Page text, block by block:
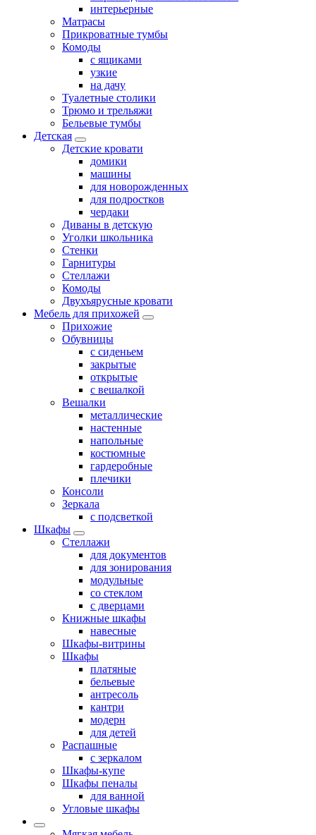
интерьерные
Матрасы
Прикроватные тумбы
Комоды
с ящиками
узкие
на дачу
Туалетные столики
Трюмо и трельяжи
Бельевые тумбы
Детская
Детские кровати
домики
машины
для новорожденных
для подростков
чердаки
Диваны в детскую
Уголки школьника
Стенки
Гарнитуры
Стеллажи
Комоды
Двухъярусные кровати
Мебель для прихожей
Прихожие
Обувницы
с сиденьем
закрытые
открытые
с вешалкой
Вешалки
металлические
настенные
напольные
костюмные
гардеробные
плечики
Консоли
Зеркала
с подсветкой
Шкафы
Стеллажи
для документов
для зонирования
модульные
со стеклом
с дверцами
Книжные шкафы
навесные
Шкафы-витрины
Шкафы
платяные
бельевые
антресоль
кантри
модерн
для детей
Распашные
с зеркалом
Шкафы-купе
Шкафы пеналы
для ванной
Угловые шкафы